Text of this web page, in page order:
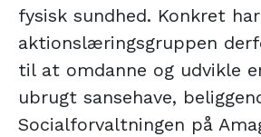
fysisk sundhed. Konkret har
aktionslæringsgruppen
til at omdanne og udvikle
ubrugt sansehave,
Socialforvaltningen på